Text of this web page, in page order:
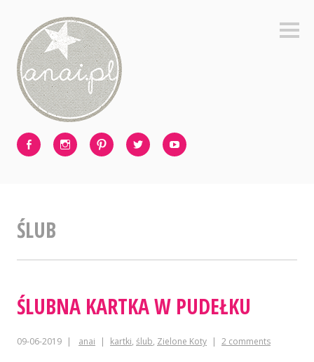
content
ŚLUB
ŚLUBNA KARTKA W PUDEŁKU
09-06-2019 anai kartki, ślub, Zielone Koty 2 comments